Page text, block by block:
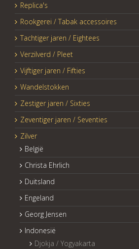
Replica's
Rookgerei / Tabak accessoires
Tachtiger jaren / Eightees
Verzilverd / Pleet
Vijftiger jaren / Fifties
Wandelstokken
Zestiger jaren / Sixties
Zeventiger jaren / Seventies
Zilver
België
Christa Ehrlich
Duitsland
Engeland
Georg Jensen
Indonesië
Djokja / Yogyakarta